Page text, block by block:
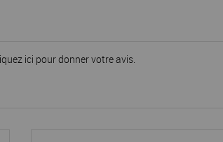
ici pour donner votre avis.